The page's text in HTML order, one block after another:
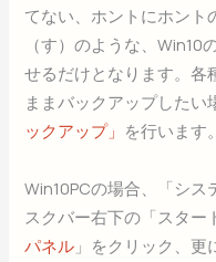
てない、ホントにホント
（す）のような、Win10
せるだけとなります。各
ままバックアップしたい
ックアップ」 を行います。
Win10PCの場合、「シ
スクバー右下の「スター
パネル 」をクリック、